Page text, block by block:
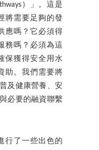
）」。這是
將需要足夠的發
應嗎？它必須得
務嗎？必須為這
保獲得安全用水
助。我們需要將
及健康營養、安
必要的融資聯繫
行了一些出色的